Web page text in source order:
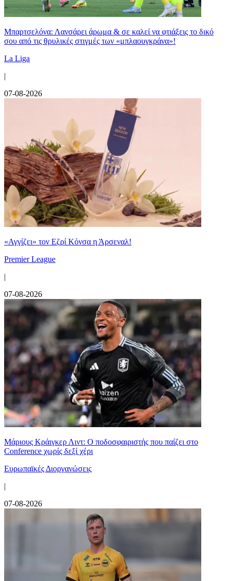
Μπαρτσελόνα: Λανσάρει άρωμα & σε καλεί να φτιάξεις το δικό
σου από τις θρυλικές στιγμές των «μπλαουγκράνα»!
La Liga
|
07-08-2026
«Αγγίζει» τον Εζρί Κόνσα η Άρσεναλ!
Premier League
|
07-08-2026
Μάριους Κράιγκερ Λιντ: Ο ποδοσφαιριστής που παίζει στο
Conference χωρίς δεξί χέρι
Ευρωπαϊκές Διοργανώσεις
|
07-08-2026